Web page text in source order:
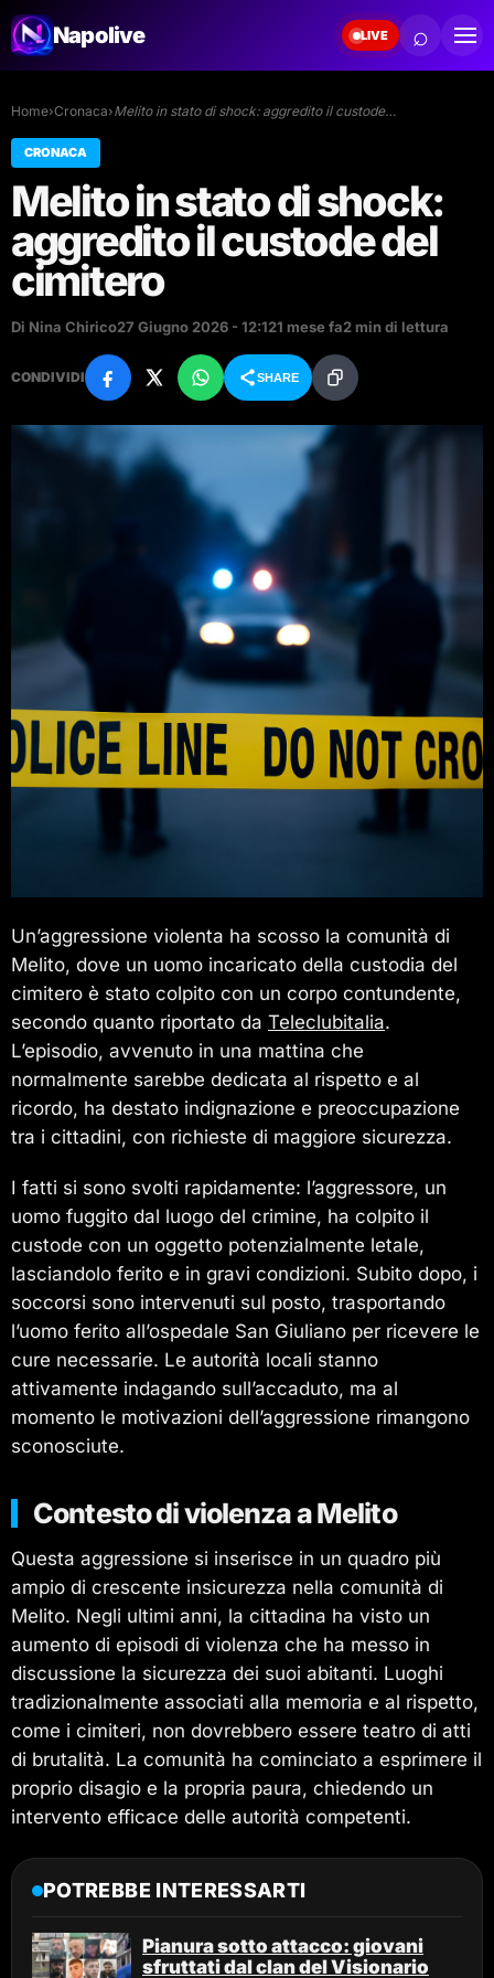
Napolive LIVE ⌕
Home›Cronaca›Melito in stato di shock: aggredito il custode…
CRONACA
Melito in stato di shock:
aggredito il custode del
cimitero
Di Nina Chirico27 Giugno 2026 - 12:121 mese fa2 min di lettura
CONDIVIDI SHARE
Un’aggressione violenta ha scosso la comunità di
Melito, dove un uomo incaricato della custodia del
cimitero è stato colpito con un corpo contundente,
secondo quanto riportato da Teleclubitalia.
L’episodio, avvenuto in una mattina che
normalmente sarebbe dedicata al rispetto e al
ricordo, ha destato indignazione e preoccupazione
tra i cittadini, con richieste di maggiore sicurezza.
I fatti si sono svolti rapidamente: l’aggressore, un
uomo fuggito dal luogo del crimine, ha colpito il
custode con un oggetto potenzialmente letale,
lasciandolo ferito e in gravi condizioni. Subito dopo, i
soccorsi sono intervenuti sul posto, trasportando
l’uomo ferito all’ospedale San Giuliano per ricevere le
cure necessarie. Le autorità locali stanno
attivamente indagando sull’accaduto, ma al
momento le motivazioni dell’aggressione rimangono
sconosciute.
Contesto di violenza a Melito
Questa aggressione si inserisce in un quadro più
ampio di crescente insicurezza nella comunità di
Melito. Negli ultimi anni, la cittadina ha visto un
aumento di episodi di violenza che ha messo in
discussione la sicurezza dei suoi abitanti. Luoghi
tradizionalmente associati alla memoria e al rispetto,
come i cimiteri, non dovrebbero essere teatro di atti
di brutalità. La comunità ha cominciato a esprimere il
proprio disagio e la propria paura, chiedendo un
intervento efficace delle autorità competenti.
POTREBBE INTERESSARTI
Pianura sotto attacco: giovani
sfruttati dal clan del Visionario